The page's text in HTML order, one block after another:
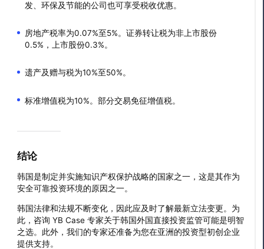
发、环保及节能的公司也可享受税收优惠。
房地产税率为0.07%至5%。证券转让税为非上市股份
0.5%，上市股份0.3%。
遗产及赠与税为10%至50%。
标准增值税为10%。部分交易免征增值税。
结论
韩国是制定并实施知识产权保护战略的国家之一，这是其作为
安全可靠投资环境的原因之一。
韩国法律和法规不断变化，因此应及时了解最新立法变更。为
此，咨询 YB Case 专家关于韩国外国直接投资监管可能是明智
之选。此外，我们的专家还准备为您在亚洲的投资型初创企业
提供支持。